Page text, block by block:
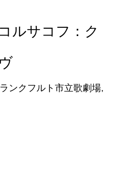
ルサコフ：ク
ンクフルト市立歌劇場,